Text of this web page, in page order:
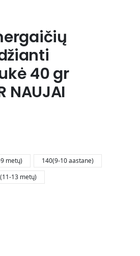
40 gr
NAUJAI
metų)
140(9-10 aastane)
13 metų)